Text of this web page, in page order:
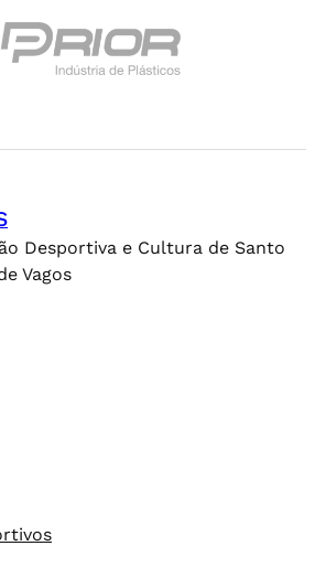
Desportiva e Cultura de Santo
Vagos